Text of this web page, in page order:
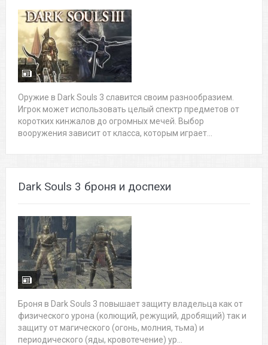
Оружие в Dark Souls 3 славится своим разнообразием.
Игрок может использовать целый спектр предметов от
коротких кинжалов до огромных мечей. Выбор
вооружения зависит от класса, которым играет...
Dark Souls 3 броня и доспехи
Броня в Dark Souls 3 повышает защиту владельца как от
физического урона (колющий, режущий, дробящий) так и
защиту от магического (огонь, молния, тьма) и
периодического (яды, кровотечение) ур...